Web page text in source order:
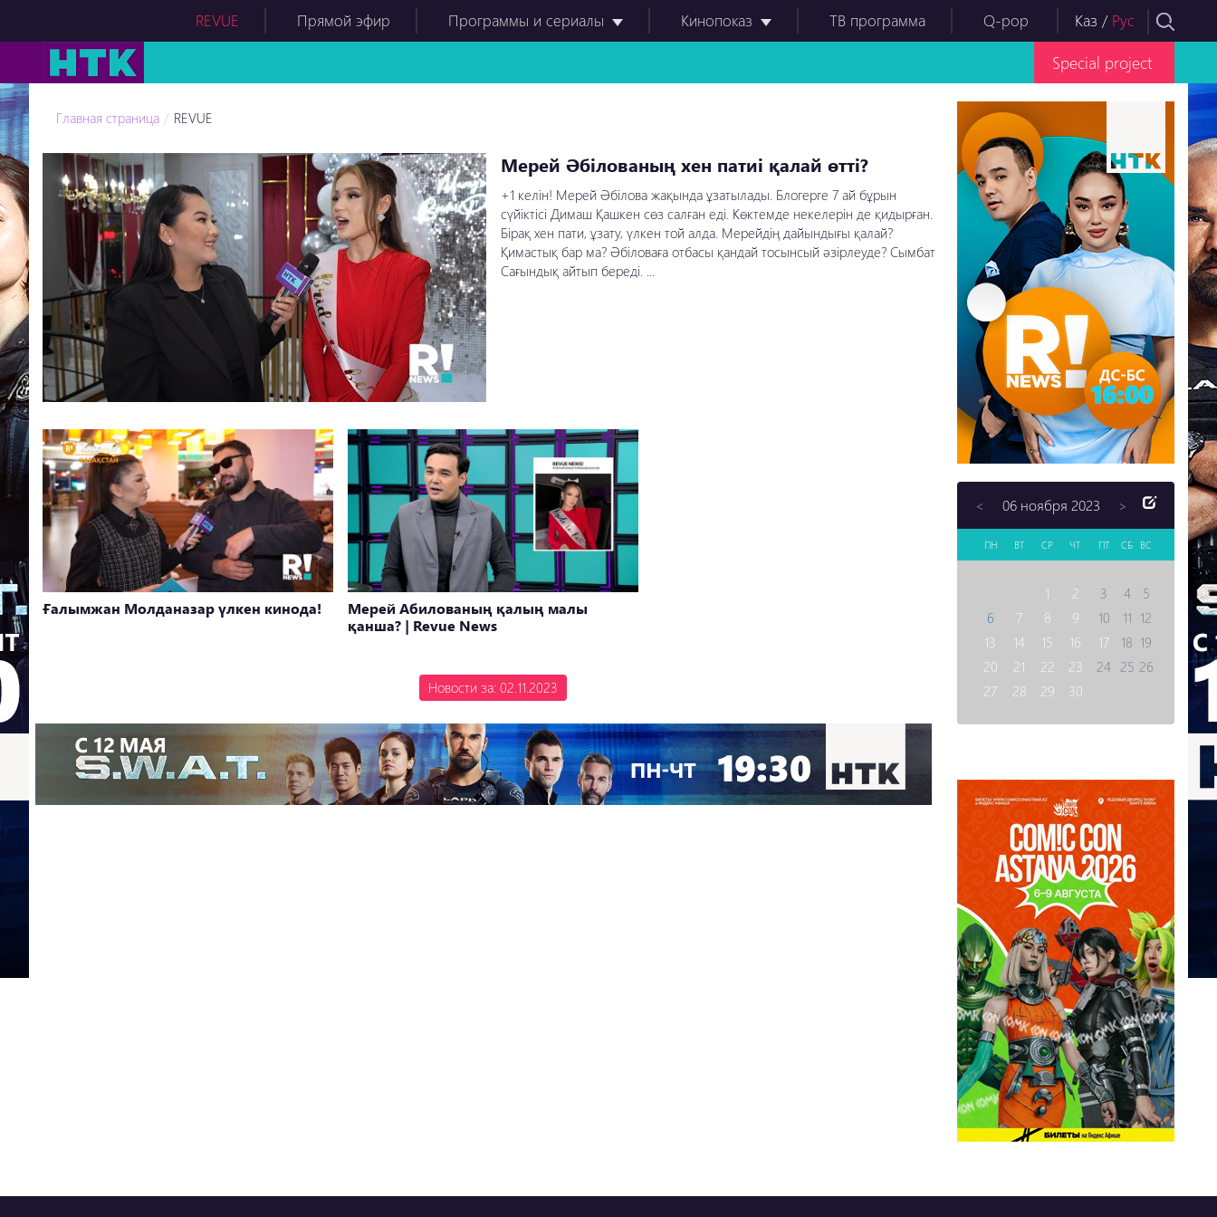
Каз / Рус
REVUE Прямой эфир Программы и сериалы Кинопоказ ТВ программа Q-pop
Special project
Главная страница REVUE
Мерей Әбілованың хен патиі қалай өтті?
+1 келін! Мерей Әбілова жақында ұзатылады. Блогерге 7 ай бұрын
сүйіктісі Димаш Қашкен сөз салған еді. Көктемде некелерін де қидырған.
Бірақ хен пати, ұзату, үлкен той алда. Мерейдің дайындығы қалай?
Қимастық бар ма? Әбіловаға отбасы қандай тосынсый әзірлеуде? Сымбат
Сағындық айтып береді. ...
Ғалымжан Молданазар үлкен кинода!
Мерей Абилованың қалың малы
қанша? | Revue News
Новости за: 02.11.2023
< 06 ноября 2023 >
ПН ВТ СР ЧТ ПТ СБ ВС
1 2 3 4
5
6
7 8 9 10 11 12
13
14 15 16 17 18 19
20
21 22 23 24 25 26
27
28 29 30